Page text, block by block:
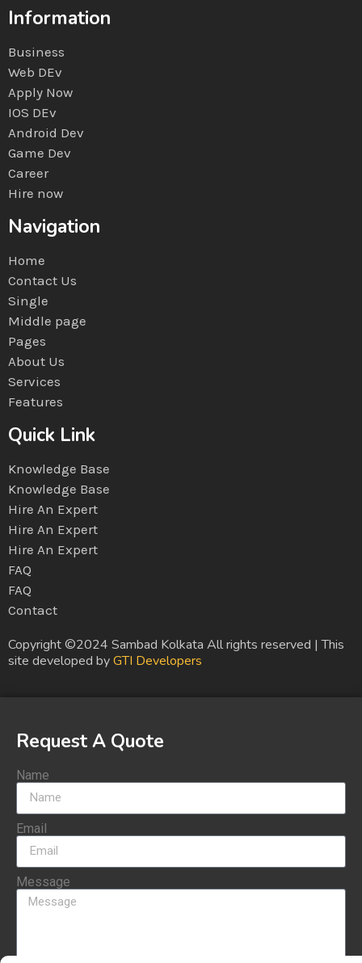
Information
Business
Web DEv
Apply Now
IOS DEv
Android Dev
Game Dev
Career
Hire now
Navigation
Home
Contact Us
Single
Middle page
Pages
About Us
Services
Features
Quick Link
Knowledge Base
Knowledge Base
Hire An Expert
Hire An Expert
Hire An Expert
FAQ
FAQ
Contact
Copyright ©2024 Sambad Kolkata All rights reserved | This
site developed byGTI Developers
Request A Quote
Name
Email
Message